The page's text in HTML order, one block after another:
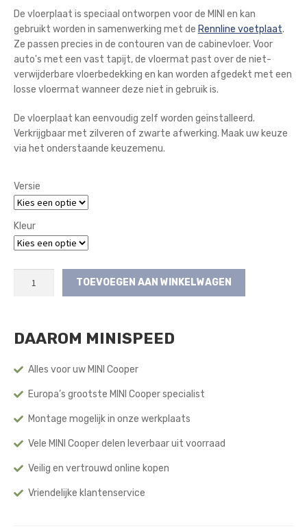
De vloerplaat is speciaal ontworpen voor de MINI en kan
gebruikt worden in samenwerking met de Rennline voetplaat.
Ze passen precies in de contouren van de cabinevloer. Voor
auto's met een vast tapijt, de vloermat past over de niet-
verwijderbare vloerbedekking en kan worden afgedekt met een
losse vloermat wanneer deze niet in gebruik is.
De vloerplaat kan eenvoudig zelf worden geïnstalleerd.
Verkrijgbaar met zilveren of zwarte afwerking. Maak uw keuze
via het onderstaande keuzemenu.
Versie
Kleur
(Track
aantal
TOEVOEGEN AAN WINKELWAGEN
DAAROM MINISPEED
Alles voor uw MINI Cooper
Europa’s grootste MINI Cooper specialist
Montage mogelijk in onze werkplaats
Vele MINI Cooper delen leverbaar uit voorraad
Veilig en vertrouwd online kopen
Vriendelijke klantenservice